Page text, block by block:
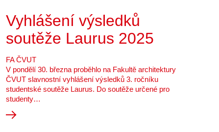
Vyhlášení výsledků
soutěže Laurus 2025
FA ČVUT
V pondělí 30. března proběhlo na Fakultě architektury
ČVUT slavnostní vyhlášení výsledků 3. ročníku
studentské soutěže Laurus. Do soutěže určené pro
studenty…